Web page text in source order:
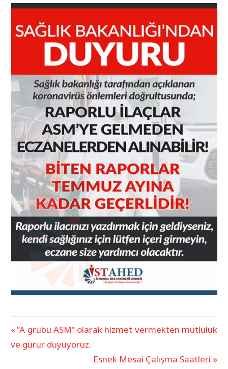
UNCATEGORIZED
Yazı
Previous
Post:
”A grubu ASM” olarak hizmet vermekten mutluluk
ve gurur duyuyoruz.
Next
Esnek Mesai Çalışma Saatleri